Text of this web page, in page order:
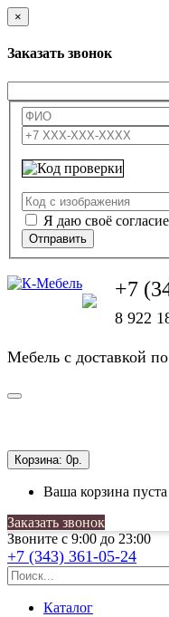
×
Заказать звонок
Я даю своё
Отправить
+7
8 922
Мебель с доставкой
Корзина: 0р.
Ваша корзина пуста
Заказать звонок
Звоните с 9:00 до 23:00
+7 (343) 361-05-24
Каталог